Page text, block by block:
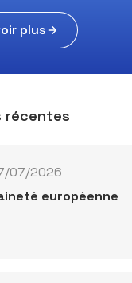
plus
récentes
07/2026
européenne